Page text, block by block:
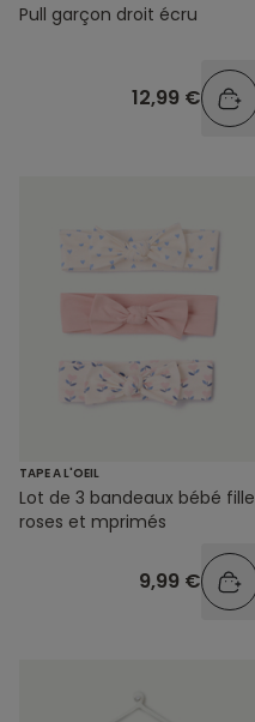
Pull garçon droit écru
12,99 €
TAPE A L'OEIL
Lot de 3 bandeaux bébé fille
roses et mprimés
9,99 €